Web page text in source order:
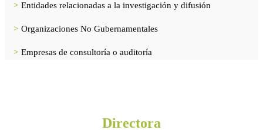
> Entidades relacionadas a la investigación y difusión
> Organizaciones No Gubernamentales
> Empresas de consultoría o auditoría
Directora